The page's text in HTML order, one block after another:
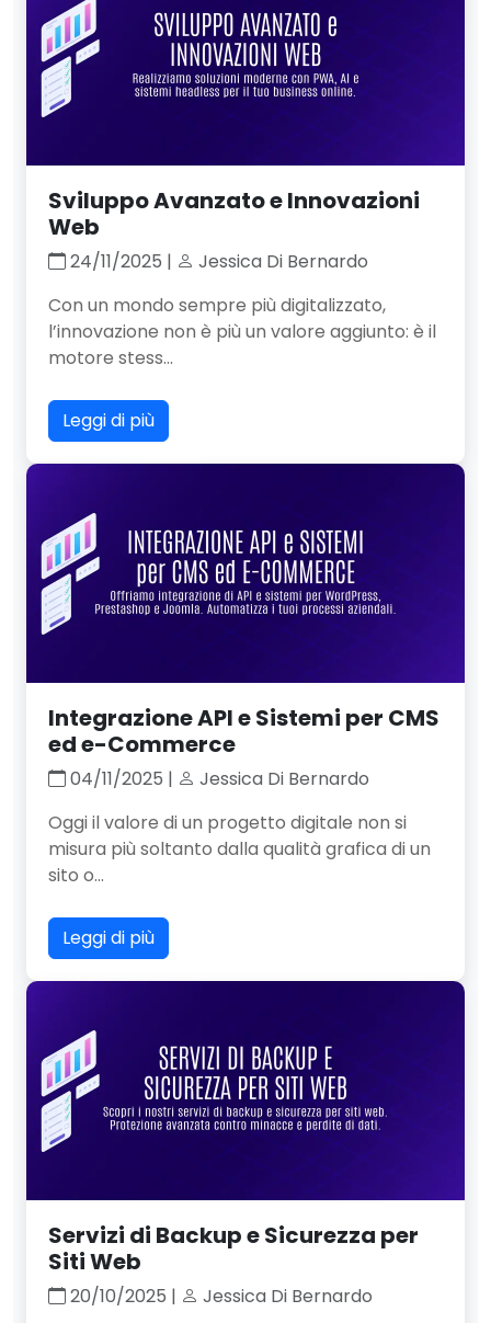
Sviluppo Avanzato e Innovazioni
Web
24/11/2025 |
Jessica Di Bernardo
Con un mondo sempre più digitalizzato,
l’innovazione non è più un valore aggiunto: è il
motore stess...
Leggi di più
Integrazione API e Sistemi per CMS
ed e-Commerce
04/11/2025 |
Jessica Di Bernardo
Oggi il valore di un progetto digitale non si
misura più soltanto dalla qualità grafica di un
sito o...
Leggi di più
Servizi di Backup e Sicurezza per
Siti Web
20/10/2025 | Jessica Di Bernardo